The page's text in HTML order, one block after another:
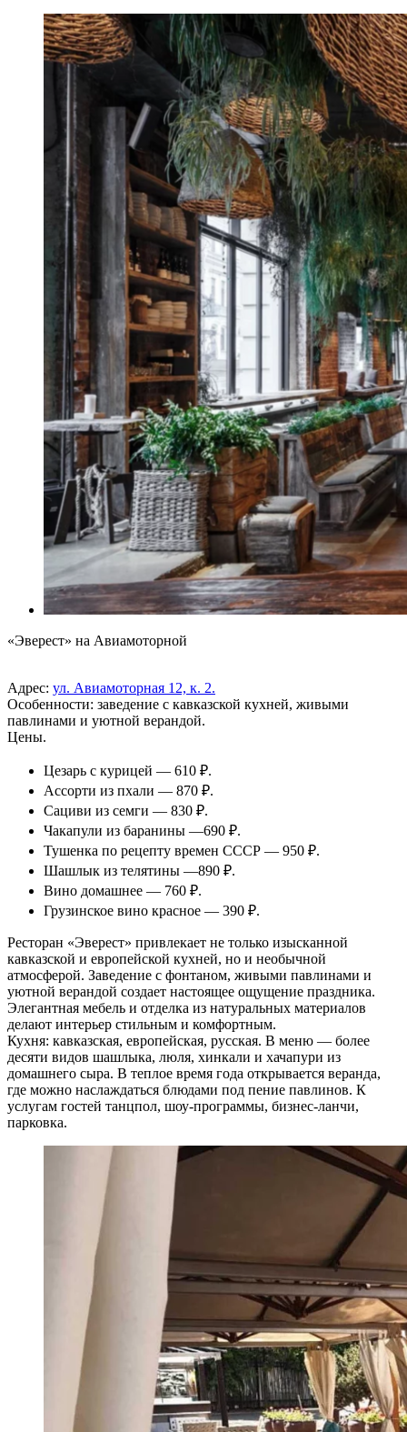
«Эверест» на Авиамоторной
Адрес: ул. Авиамоторная 12, к. 2.
Особенности: заведение с кавказской кухней, живыми
павлинами и уютной верандой.
Цены.
Цезарь с курицей — 610 ₽.
Ассорти из пхали — 870 ₽.
Сациви из семги — 830 ₽.
Чакапули из баранины —690 ₽.
Тушенка по рецепту времен СССР — 950 ₽.
Шашлык из телятины —890 ₽.
Вино домашнее — 760 ₽.
Грузинское вино красное — 390 ₽.
Ресторан «Эверест» привлекает не только изысканной
кавказской и европейской кухней, но и необычной
атмосферой. Заведение с фонтаном, живыми павлинами и
уютной верандой создает настоящее ощущение праздника.
Элегантная мебель и отделка из натуральных материалов
делают интерьер стильным и комфортным.
Кухня: кавказская, европейская, русская. В меню — более
десяти видов шашлыка, люля, хинкали и хачапури из
домашнего сыра. В теплое время года открывается веранда,
где можно наслаждаться блюдами под пение павлинов. К
услугам гостей танцпол, шоу-программы, бизнес-ланчи,
парковка.